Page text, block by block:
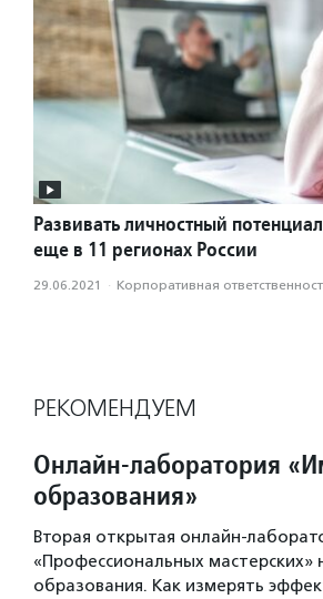
Развивать личностный
еще в 11 регионах России
29.06.2021 · Корпоративная
РЕКОМЕНДУЕМ
Онлайн-лаборатория
образования»
Вторая открытая онлайн-
«Профессиональных мастерских»
образования. Как измерять